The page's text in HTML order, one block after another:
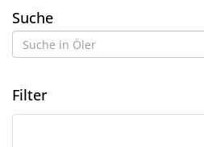
NEU
Brillenteile
Öler
Suche
Filter